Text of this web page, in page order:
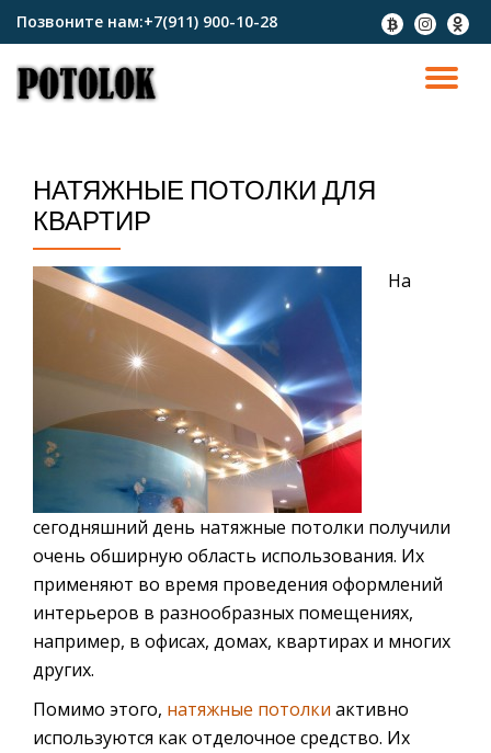
содержимому
Позвоните нам:+7(911) 900-10-28
fa-
btc
fa-
instagram
fa-
НАТЯЖНЫЕ ПОТОЛКИ ДЛЯ
КВАРТИР
На
сегодняшний день натяжные потолки получили
очень обширную область использования. Их
применяют во время проведения оформлений
интерьеров в разнообразных помещениях,
например, в офисах, домах, квартирах и многих
других.
Помимо этого, натяжные потолки активно
используются как отделочное средство. Их